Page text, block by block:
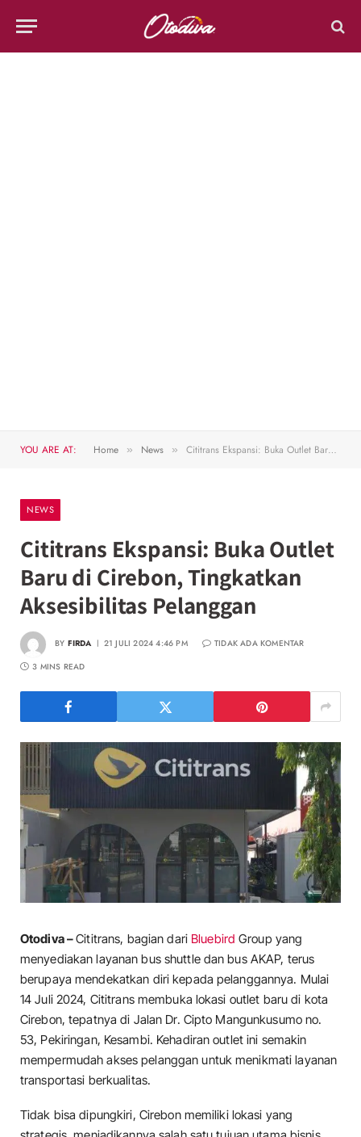
YOU ARE AT: Home » News » Cititrans Ekspansi: Buka Outlet Baru di Cirebon, Tingkatkan Aksesibilitas Pelanggan
NEWS
Cititrans Ekspansi: Buka Outlet
Baru di Cirebon, Tingkatkan
Aksesibilitas Pelanggan
BY FIRDA 21 JULI 2024 4:46 PM
TIDAK ADA KOMENTAR
3 MINS READ
Otodiva –Cititrans, bagian dari Bluebird Group yang
menyediakan layanan bus shuttle dan bus AKAP, terus
berupaya mendekatkan diri kepada pelanggannya. Mulai
14 Juli 2024, Cititrans membuka lokasi outlet baru di kota
Cirebon, tepatnya di Jalan Dr. Cipto Mangunkusumo no.
53, Pekiringan, Kesambi. Kehadiran outlet ini semakin
mempermudah akses pelanggan untuk menikmati layanan
transportasi berkualitas.
Tidak bisa dipungkiri, Cirebon memiliki lokasi yang